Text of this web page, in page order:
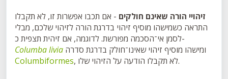
זיהויי הורה שאינם חולקים - אם תכבו אפשרות זו, לא תקבלו
התראה כשמישהו מוסיף זיהוי בדרגת הורה לזיהוי שלכם, מבלי
לסמן אי־הסכמה מפורשת. לדוגמה, אם זיהית תצפית כ-
Columba livia ומישהו מוסיף זיהוי שאינו־חולק בדרגת סדרה
Columbiformes
, לא תקבלו הודעה על הזיהוי שלו.